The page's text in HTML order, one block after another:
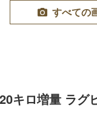
すべての
キロ増量 ラグ